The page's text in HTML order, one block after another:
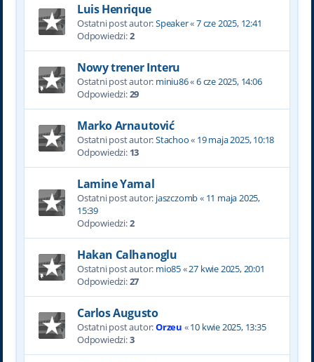
Luis Henrique
Ostatni post autor:Speaker«7 cze 2025, 12:41
Odpowiedzi:2
Nowy trener Interu
Ostatni post autor: miniu86«6 cze 2025, 14:06
Odpowiedzi:29
Marko Arnautović
Ostatni post autor:Stachoo« 19 maja 2025, 10:18
Odpowiedzi: 13
Lamine Yamal
Ostatni post autor: jaszczomb« 11 maja 2025,
15:39
Odpowiedzi:2
Hakan Calhanoglu
Ostatni post autor: mio85«27 kwie 2025, 20:01
Odpowiedzi:27
Carlos Augusto
Ostatni post autor:Orzeu «10 kwie 2025, 13:35
Odpowiedzi:3